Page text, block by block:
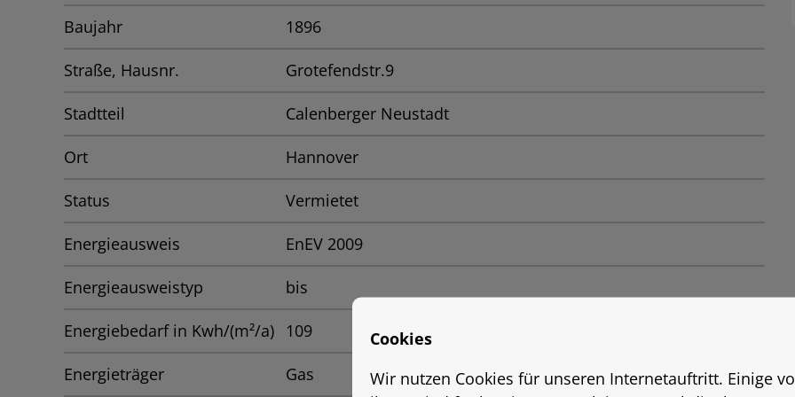
Baujahr 1896
Straße, Hausnr. Grotefendstr.9
Stadtteil Calenberger Neustadt
Ort Hannover
Status Vermietet
Energieausweis EnEV 2009
Energieausweistyp bis
Energiebedarf in Kwh/(m²/a) 109
Energieträger Gas
Cookies
Wir nutzen Cookies für unseren Internetauftritt. Einige